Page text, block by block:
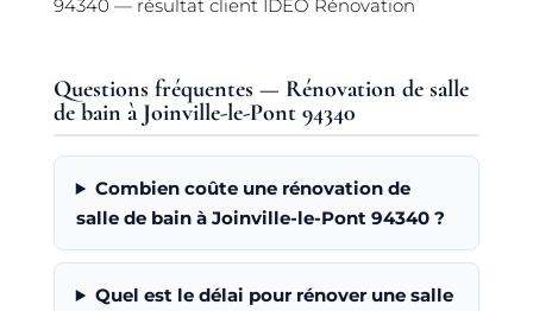
Questions fréquentes — Rénovation de salle
de bain à Joinville-le-Pont 94340
Combien coûte une rénovation de
salle de bain à Joinville-le-Pont 94340 ?
Quel est le délai pour rénover une salle